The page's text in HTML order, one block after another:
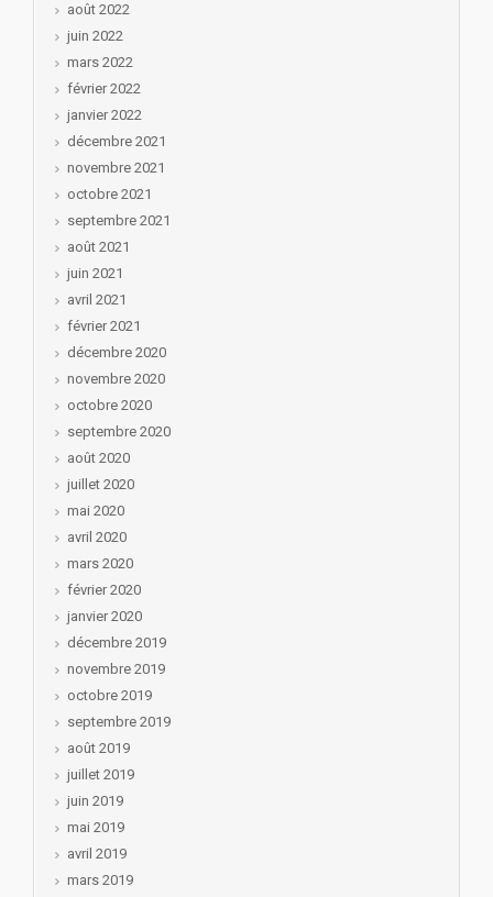
août 2022
juin 2022
mars 2022
février 2022
janvier 2022
décembre 2021
novembre 2021
octobre 2021
septembre 2021
août 2021
juin 2021
avril 2021
février 2021
décembre 2020
novembre 2020
octobre 2020
septembre 2020
août 2020
juillet 2020
mai 2020
avril 2020
mars 2020
février 2020
janvier 2020
décembre 2019
novembre 2019
octobre 2019
septembre 2019
août 2019
juillet 2019
juin 2019
mai 2019
avril 2019
mars 2019